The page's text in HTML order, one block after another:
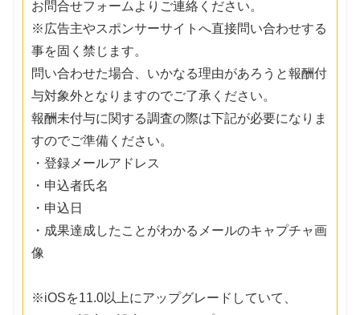
お問合せフォームよりご連絡ください。
※広告主やスポンサーサイトへ直接問い合わせする
事を固く禁じます。
問い合わせた場合、いかなる理由があろうと報酬付
与対象外となりますのでご了承ください。
報酬未付与に関する調査の際は下記が必要になりま
すのでご準備ください。
・登録メールアドレス
・申込者氏名
・申込日
・成果達成したことがわかるメールのキャプチャ画
像
※iOSを11.0以上にアップグレードしていて、